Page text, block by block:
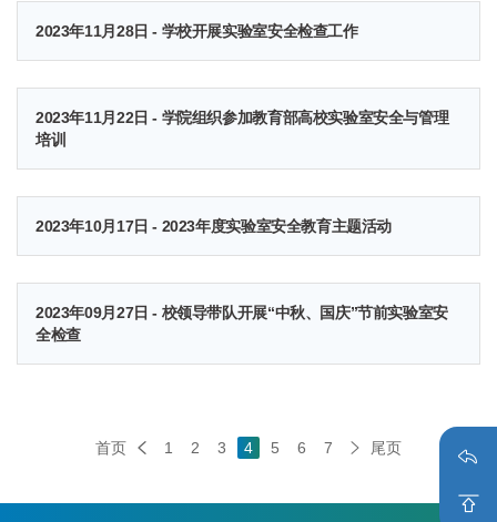
2023年11月28日 - 学校开展实验室安全检查工作
2023年11月22日 - 学院组织参加教育部高校实验室安全与管理
培训
2023年10月17日 - 2023年度实验室安全教育主题活动
2023年09月27日 - 校领导带队开展“中秋、国庆”节前实验室安
全检查
首页 1 2 3 4 5 6 7 尾页